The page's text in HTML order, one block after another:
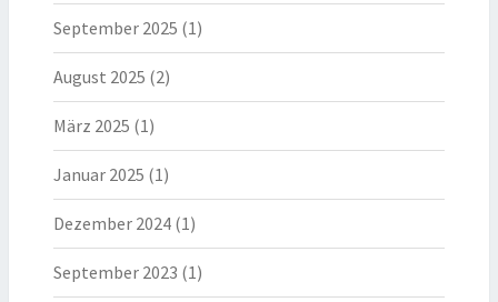
September 2025 (1)
August 2025 (2)
März 2025 (1)
Januar 2025 (1)
Dezember 2024 (1)
September 2023 (1)